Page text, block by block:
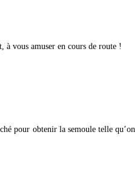
à vous amuser en cours de route !
pour obtenir la semoule telle qu’on